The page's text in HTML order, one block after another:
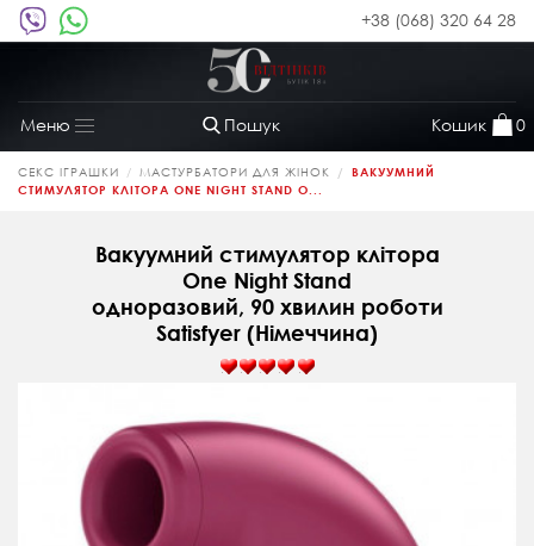
+38 (068) 320 64 28
Пошук Кошик 0
Меню
Toggle
navigation
СЕКС ІГРАШКИ МАСТУРБАТОРИ ДЛЯ ЖІНОК
ВАКУУМНИЙ
СТИМУЛЯТОР КЛІТОРА ONE NIGHT STAND О...
Вакуумний стимулятор клітора
One Night Stand
одноразовий, 90 хвилин роботи
Satisfyer (Німеччина)